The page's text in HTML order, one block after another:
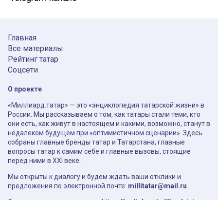
Главная
Все материалы
Рейтинг татар
Соцсети
О проекте
«Миллиард.татар» — это «энциклопедия татарской жизни» в
России. Мы рассказываем о том, как татары стали теми, кто
они есть, как живут в настоящем и какими, возможно, станут в
недалеком будущем при «оптимистичном сценарии». Здесь
собраны главные бренды татар и Татарстана, главные
вопросы татар к самим себе и главные вызовы, стоящие
перед ними в XXI веке.
Мы открыты к диалогу и будем ждать ваши отклики и
предложения по электронной почте: millitatar@mail.ru